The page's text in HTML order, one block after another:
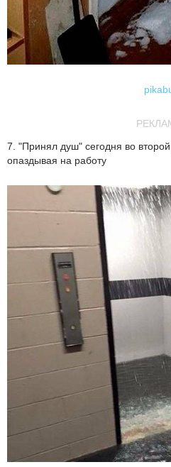
7. "Принял душ" сегодня во
опаздывая на работу